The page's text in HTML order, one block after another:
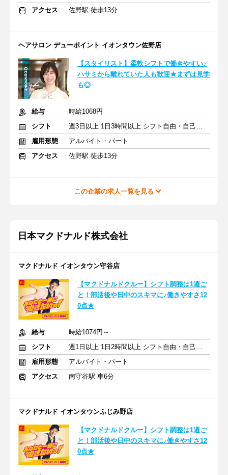
アクセス
佐野駅 徒歩13分
ヘアサロン デューポイント イオンタウン佐野店
【スタイリスト】柔軟シフトで働きやすい♪
ハサミから離れていた人も歓迎★まずは見学
も◎
給与
時給1068円
シフト
週3日以上 1日3時間以上 シフト自由・自己申告
雇用形態
アルバイト・パート
アクセス
佐野駅 徒歩13分
この企業の求人一覧を見る
日本マクドナルド株式会社
マクドナルド イオンタウン守谷店
【マクドナルドクルー】シフト調整は1週ご
と！部活後や日中のスキマに♪働きやすさ12
0点★
給与
時給1074円～
シフト
週1日以上 1日2時間以上 シフト自由・自己申告
雇用形態
アルバイト・パート
アクセス
南守谷駅 車6分
マクドナルド イオンタウンふじみ野店
【マクドナルドクルー】シフト調整は1週ご
と！部活後や日中のスキマに♪働きやすさ12
0点★